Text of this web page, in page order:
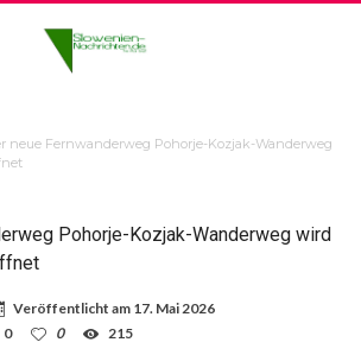
neue Fernwanderweg Pohorje-Kozjak-Wanderweg
Pohorje-Kozjak-Wanderweg wird
Veröffentlicht am 17. Mai 2026
0 0 215